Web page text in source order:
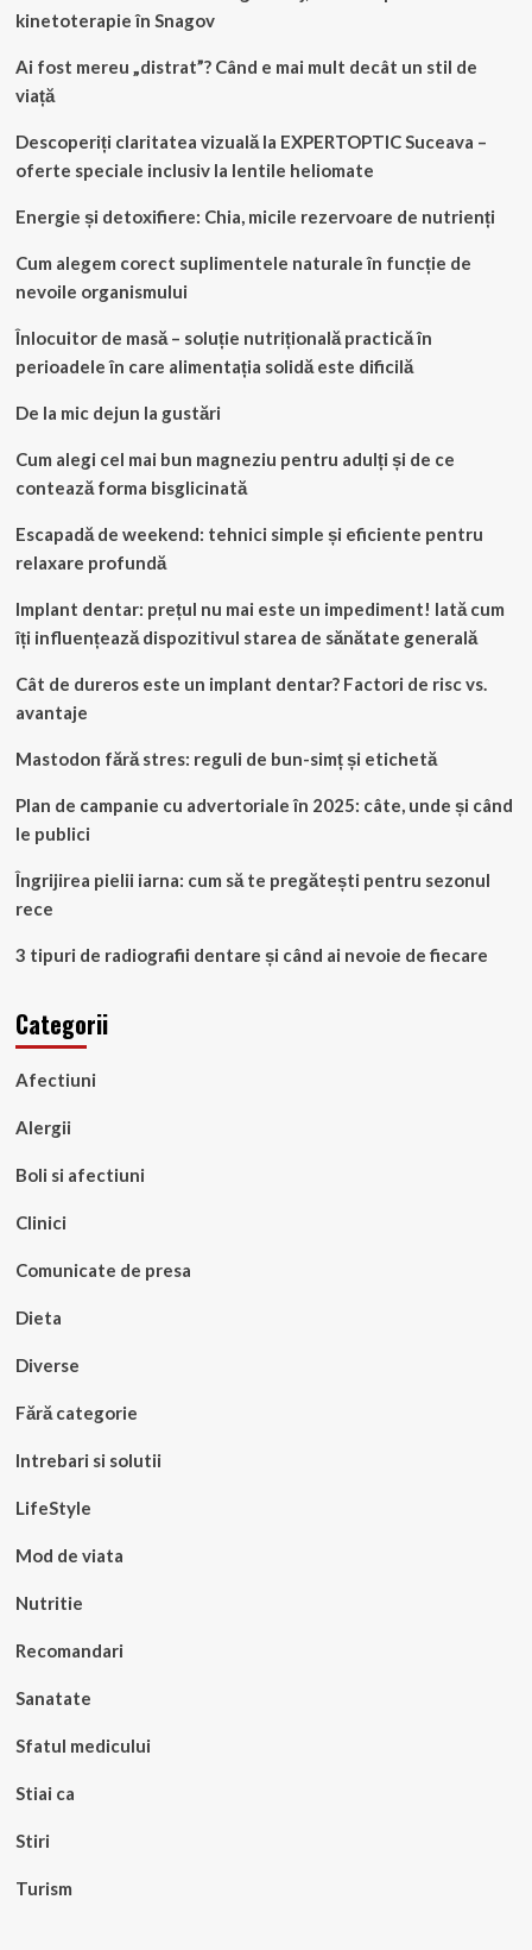
kinetoterapie în Snagov
Ai fost mereu „distrat”? Când e mai mult decât un stil de
viață
Descoperiți claritatea vizuală la EXPERTOPTIC Suceava –
oferte speciale inclusiv la lentile heliomate
Energie și detoxifiere: Chia, micile rezervoare de nutrienți
Cum alegem corect suplimentele naturale în funcție de
nevoile organismului
Înlocuitor de masă – soluție nutrițională practică în
perioadele în care alimentația solidă este dificilă
De la mic dejun la gustări
Cum alegi cel mai bun magneziu pentru adulți și de ce
contează forma bisglicinată
Escapadă de weekend: tehnici simple și eficiente pentru
relaxare profundă
Implant dentar: prețul nu mai este un impediment! Iată cum
îți influențează dispozitivul starea de sănătate generală
Cât de dureros este un implant dentar? Factori de risc vs.
avantaje
Mastodon fără stres: reguli de bun-simț și etichetă
Plan de campanie cu advertoriale în 2025: câte, unde și când
le publici
Îngrijirea pielii iarna: cum să te pregătești pentru sezonul
rece
3 tipuri de radiografii dentare și când ai nevoie de fiecare
Categorii
Afectiuni
Alergii
Boli si afectiuni
Clinici
Comunicate de presa
Dieta
Diverse
Fără categorie
Intrebari si solutii
LifeStyle
Mod de viata
Nutritie
Recomandari
Sanatate
Sfatul medicului
Stiai ca
Stiri
Turism